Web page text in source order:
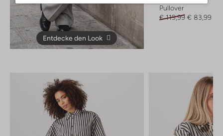
Entdecke den Look
Pullover
€ 119,99 € 83,99